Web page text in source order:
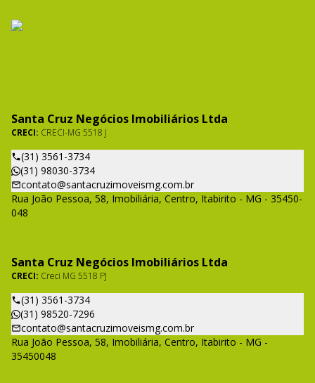
Santa Cruz Negócios Imobiliários Ltda
CRECI: CRECI-MG 5518 J
(31) 3561-3734
(31) 98030-3734
contato@santacruzimoveismg.com.br
Rua João Pessoa, 58, Imobiliária, Centro, Itabirito - MG - 35450-
048
Santa Cruz Negócios Imobiliários Ltda
CRECI: Creci MG 5518 PJ
(31) 3561-3734
(31) 98520-7296
contato@santacruzimoveismg.com.br
Rua João Pessoa, 58, Imobiliária, Centro, Itabirito - MG -
35450048